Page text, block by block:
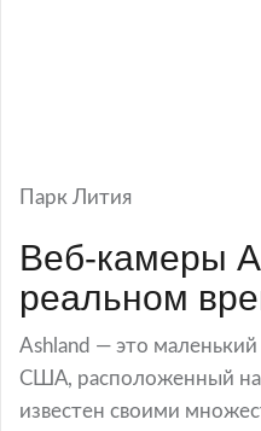
Парк Лития
Веб-камеры
реальном
Ashland — это
США, расположенный на
известен своими